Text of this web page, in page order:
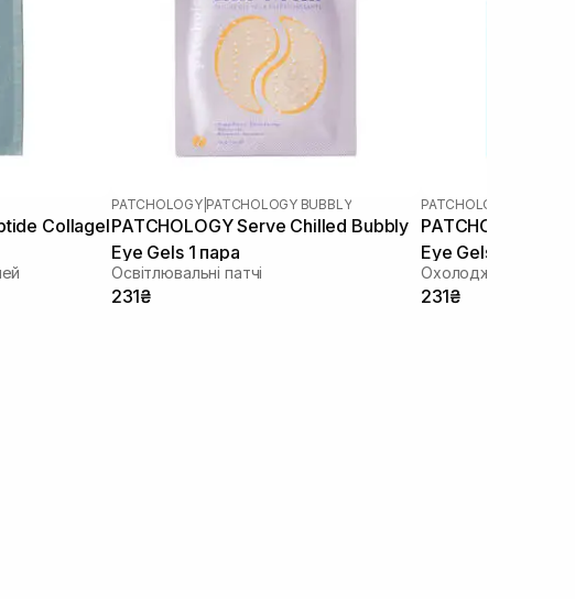
Collagel
PATCHOLOGY| PATCHOLOGY BUBBLY
PATCHOLOGY Serve Chilled Bubbly
Eye Gels 1 пара
Освітлювальні патчі
231₴
PATCHOLOGY
PATCHOLOGY
Eye Gels 1 пара
Охолоджуючі та
231₴